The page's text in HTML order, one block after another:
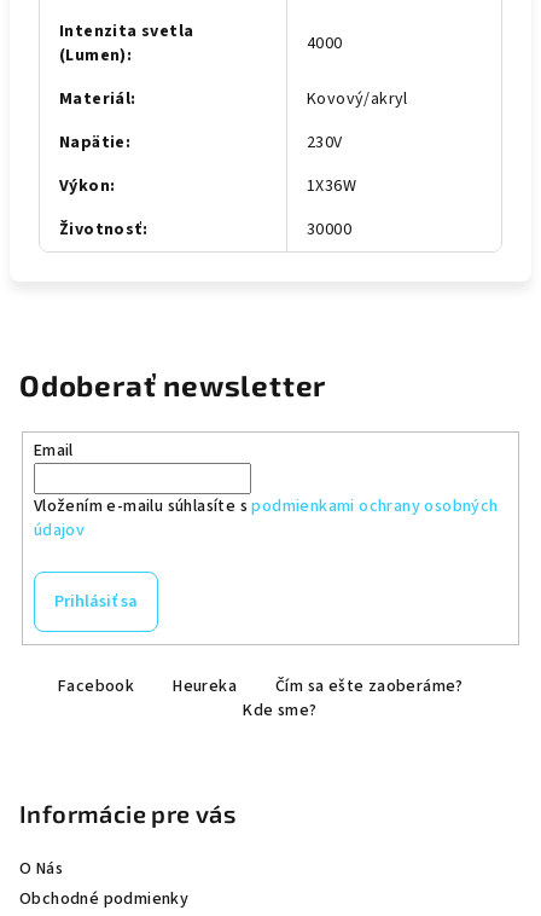
Intenzita svetla
(Lumen): 4000
Materiál:
Kovový/akryl
Napätie:
230V
Výkon:
1X36W
Životnosť: 30000
Odoberať newsletter
Email
Vložením e-mailu súhlasíte spodmienkami ochrany osobných
údajov
Prihlásiť sa
Facebook Heureka
Čím sa ešte zaoberáme?
Kde sme?
Informácie pre vás
O Nás
Obchodné podmienky